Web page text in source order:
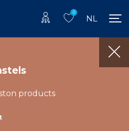
0
NL
products